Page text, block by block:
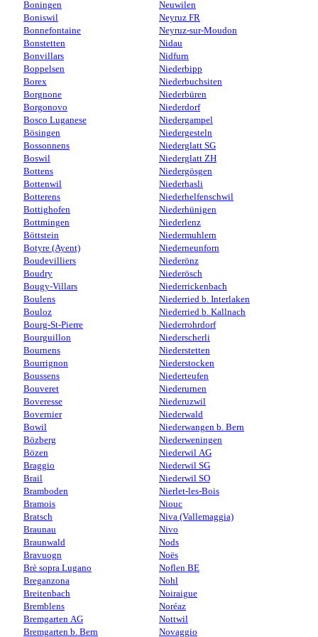
Boningen
Boniswil
Bonnefontaine
Bonstetten
Bonvillars
Boppelsen
Borex
Borgnone
Borgonovo
Bosco Luganese
Bösingen
Bossonnens
Boswil
Bottens
Bottenwil
Botterens
Bottighofen
Bottmingen
Böttstein
Botyre (Ayent)
Boudevilliers
Boudry
Bougy-Villars
Boulens
Bouloz
Bourg-St-Pierre
Bourguillon
Bournens
Bourrignon
Boussens
Bouveret
Boveresse
Bovernier
Bowil
Bözberg
Bözen
Braggio
Brail
Bramboden
Bramois
Bratsch
Braunau
Braunwald
Bravuogn
Brè sopra Lugano
Breganzona
Breitenbach
Bremblens
Bremgarten AG
Bremgarten b. Bern
Neuwilen
Neyruz FR
Neyruz-sur-Moudon
Nidau
Nidfurn
Niederbipp
Niederbuchsiten
Niederbüren
Niederdorf
Niedergampel
Niedergesteln
Niederglatt SG
Niederglatt ZH
Niedergösgen
Niederhasli
Niederhelfenschwil
Niederhünigen
Niederlenz
Niedermuhlern
Niederneunforn
Niederönz
Niederösch
Niederrickenbach
Niederried b. Interlaken
Niederried b. Kallnach
Niederrohrdorf
Niederscherli
Niederstetten
Niederstocken
Niederteufen
Niederurnen
Niederuzwil
Niederwald
Niederwangen b. Bern
Niederweningen
Niederwil AG
Niederwil SG
Niederwil SO
Nierlet-les-Bois
Niouc
Niva (Vallemaggia)
Nivo
Nods
Noës
Noflen BE
Nohl
Noiraigue
Noréaz
Nottwil
Novaggio